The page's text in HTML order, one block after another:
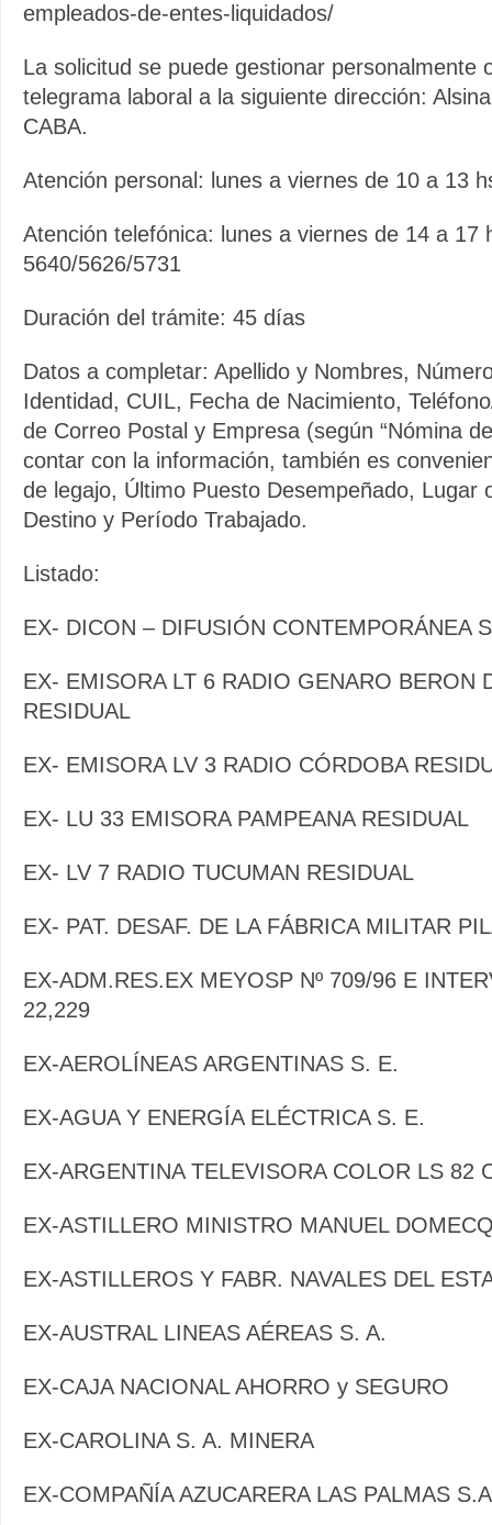
empleados-de-entes-liquidados/
La solicitud se puede gestionar personalmente
telegrama laboral a la siguiente dirección:
CABA.
Atención personal: lunes a viernes de 10 a 13
Atención telefónica: lunes a viernes de 14 a 17
5640/5626/5731
Duración del trámite: 45 días
Datos a completar: Apellido y Nombres,
Identidad, CUIL, Fecha de Nacimiento,
de Correo Postal y Empresa (según “Nómina
contar con la información, también es
de legajo, Último Puesto Desempeñado, Lugar
Destino y Período Trabajado.
Listado:
EX- DICON – DIFUSIÓN CONTEMPORÁNEA
EX- EMISORA LT 6 RADIO GENARO BERON
RESIDUAL
EX- EMISORA LV 3 RADIO CÓRDOBA
EX- LU 33 EMISORA PAMPEANA RESIDUAL
EX- LV 7 RADIO TUCUMAN RESIDUAL
EX- PAT. DESAF. DE LA FÁBRICA MILITAR
EX-ADM.RES.EX MEYOSP Nº 709/96 E
22,229
EX-AEROLÍNEAS ARGENTINAS S. E.
EX-AGUA Y ENERGÍA ELÉCTRICA S. E.
EX-ARGENTINA TELEVISORA COLOR LS 82
EX-ASTILLERO MINISTRO MANUEL
EX-ASTILLEROS Y FABR. NAVALES DEL
EX-AUSTRAL LINEAS AÉREAS S. A.
EX-CAJA NACIONAL AHORRO y SEGURO
EX-CAROLINA S. A. MINERA
EX-COMPAÑÍA AZUCARERA LAS PALMAS